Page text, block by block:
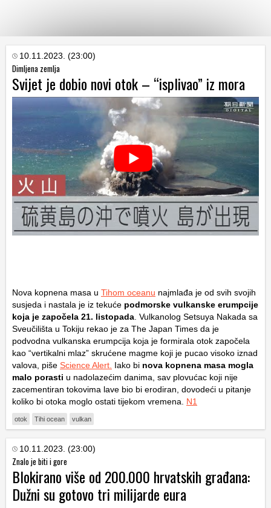
KATEGORIJE
HRVATSKI
WEB
10.11.2023. (23:00)
Dimljena zemlja
Svijet je dobio novi otok – “isplivao” iz mora
Nova kopnena masa u Tihom oceanu najmlađa je od svih svojih
susjeda i nastala je iz tekuće podmorske vulkanske erumpcije
koja je započela 21. listopada . Vulkanolog Setsuya Nakada sa
Sveučilišta u Tokiju rekao je za The Japan Times da je
podvodna vulkanska erumpcija koja je formirala otok započela
kao “vertikalni mlaz” skrućene magme koji je pucao visoko iznad
valova, piše Science Alert. Iako bi nova kopnena masa mogla
malo porasti u nadolazećim danima, sav plovućac koji nije
zacementiran tokovima lave bio bi erodiran, dovodeći u pitanje
koliko bi otoka moglo ostati tijekom vremena. N1
otok Tihi ocean vulkan
10.11.2023. (23:00)
Znalo je biti i gore
Blokirano više od 200.000 hrvatskih građana:
Dužni su gotovo tri milijarde eura